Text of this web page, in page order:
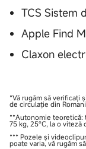
TCS Sistem
Apple Find
Claxon
*Vă rugăm să verificați
de circulație din
**Autonomie teoretică:
75 kg, 25°C, la o viteză
*** Pozele și
poate varia, vă rugăm